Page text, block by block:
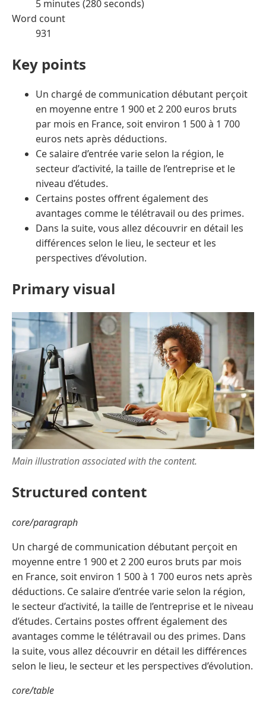
5 minutes (280 seconds)
Word count
931
Key points
Un chargé de communication débutant perçoit
en moyenne entre 1 900 et 2 200 euros bruts
par mois en France, soit environ 1 500 à 1 700
euros nets après déductions.
Ce salaire d’entrée varie selon la région, le
secteur d’activité, la taille de l’entreprise et le
niveau d’études.
Certains postes offrent également des
avantages comme le télétravail ou des primes.
Dans la suite, vous allez découvrir en détail les
différences selon le lieu, le secteur et les
perspectives d’évolution.
Primary visual
Main illustration associated with the content.
Structured content
core/paragraph
Un chargé de communication débutant perçoit en
moyenne entre 1 900 et 2 200 euros bruts par mois
en France, soit environ 1 500 à 1 700 euros nets après
déductions. Ce salaire d’entrée varie selon la région,
le secteur d’activité, la taille de l’entreprise et le niveau
d’études. Certains postes offrent également des
avantages comme le télétravail ou des primes. Dans
la suite, vous allez découvrir en détail les différences
selon le lieu, le secteur et les perspectives d’évolution.
core/table